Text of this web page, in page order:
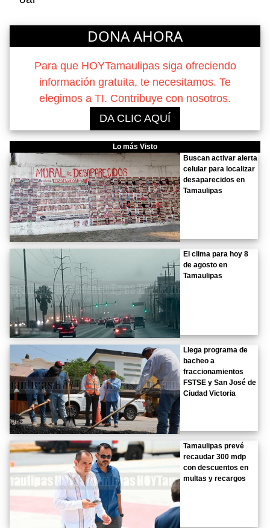
DONA AHORA
Para que HOYTamaulipas siga ofreciendo
información gratuita, te necesitamos. Te
elegimos a TI. Contribuye con nosotros.
DA CLIC AQUÍ
Lo más Visto
Buscan activar alerta
celular para localizar
desaparecidos en
Tamaulipas
El clima para hoy 8
de agosto en
Tamaulipas
Llega programa de
bacheo a
fraccionamientos
FSTSE y San José de
Ciudad Victoria
Tamaulipas prevé
recaudar 300 mdp
con descuentos en
multas y recargos